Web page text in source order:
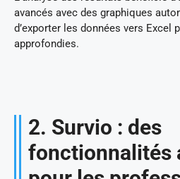
avancés avec des graphiques
d’exporter les données vers Excel
approfondies.
2. Survio : des
fonctionnalités